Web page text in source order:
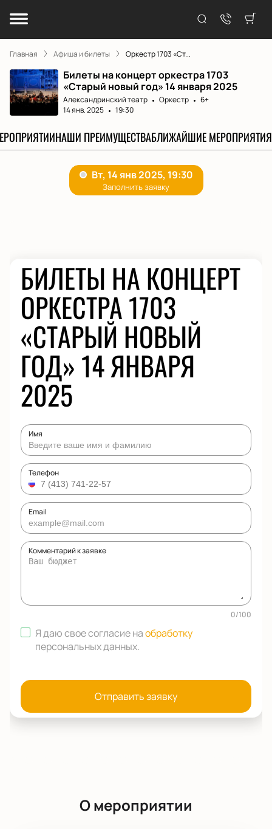
Главная Афиша и билеты Оркестр 1703 «Ст...
Билеты на концерт оркестра 1703
«Старый новый год» 14 января 2025
Александринский театр Оркестр
6+
14 янв. 2025
19:30
НАШИ ПРЕИМУЩЕСТВАБЛИЖАЙШИЕ МЕРОПРИЯТИЯ
БИЛЕТЫ НА КОНЦЕРТ
ОРКЕСТРА 1703
«СТАРЫЙ НОВЫЙ
ГОД» 14 ЯНВАРЯ
2025
Имя
Телефон
Email
Комментарий к заявке
0/100
Я даю свое согласие наобработку
персональных данных.
Отправить заявку
О мероприятии